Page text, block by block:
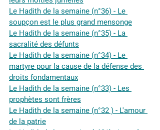
Le Hadith de la semaine (n°36) - Le
soupçon est le plus grand mensonge
Le Hadith de la semaine (n°35) - La
sacralité des défunts
Le Hadith de la semaine (n°34) - Le
martyre pour la cause de la défense des
droits fondamentaux
Le Hadith de la semaine (n°33) - Les
prophètes sont frères
Le Hadith de la semaine (n°32 ) - L'amour
de la patrie